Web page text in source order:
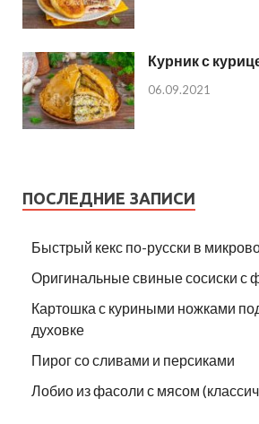
Курник с
06.09.2021
ПОСЛЕДНИЕ ЗАПИСИ
Быстрый кекс по-русски в
Оригинальные свиные сосиски с
Картошка с куриными ножками
духовке
Пирог со сливами и персиками
Лобио из фасоли с мясом